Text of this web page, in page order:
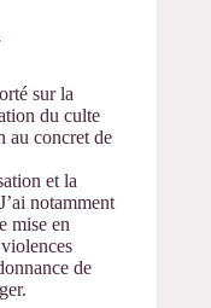
sur la
du culte
au concret de
et la
notamment
mise en
de